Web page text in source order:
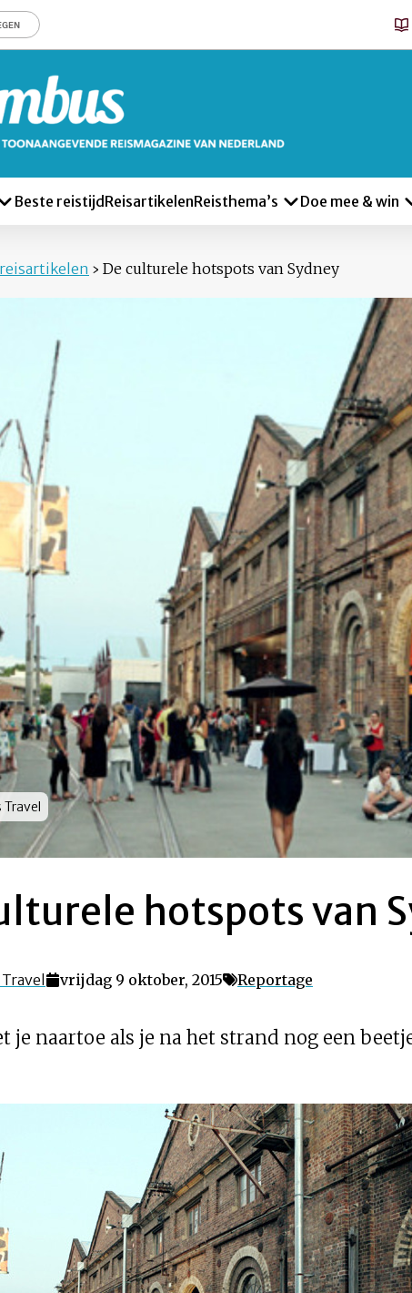
Beste reistijd ReisartikelenReisthema’s Doe mee & win
› De culturele hotspots van Sydney
Travel
hotspots van
vrijdag 9 oktober, 2015 Reportage
je naartoe als je na het strand nog een